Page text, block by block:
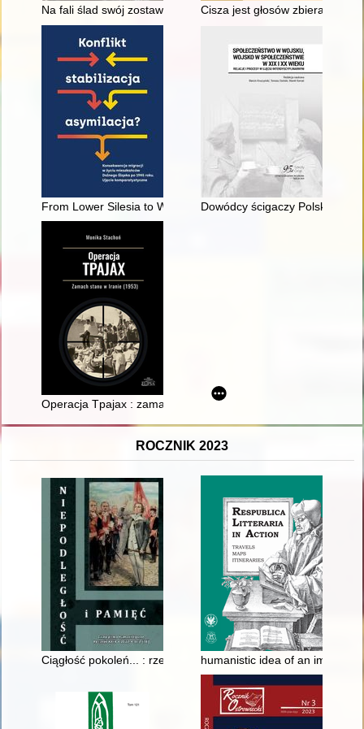
Na fali ślad swój zostawili... i wciąż zostawiają... : wielka
Cisza jest głosów zbieraniem"
From Lower Silesia to West Germany : the forced migration
Dowódcy ścigaczy Polskiej
Operacja Tpajax : zamach stanu w Iranie (1953)
ROCZNIK 2023
Ciągłość pokoleń... : rzecz o Gustawie Hadynie
humanistic idea of an